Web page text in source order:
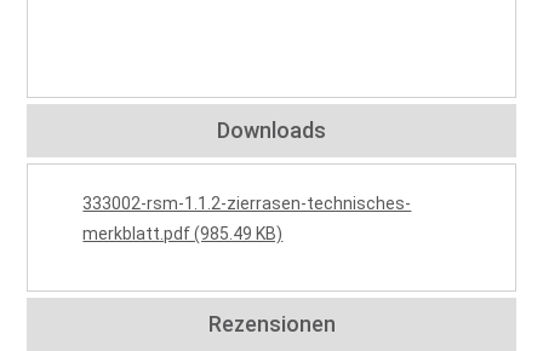
Downloads
333002-rsm-1.1.2-zierrasen-technisches-
merkblatt.pdf (985.49 KB)
Rezensionen